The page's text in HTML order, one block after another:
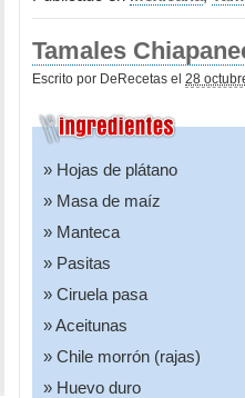
Tamales
Escrito por DeRecetas el 28
Hojas de plátano
Masa de maíz
Manteca
Pasitas
Ciruela pasa
Aceitunas
Chile morrón (rajas)
Huevo duro